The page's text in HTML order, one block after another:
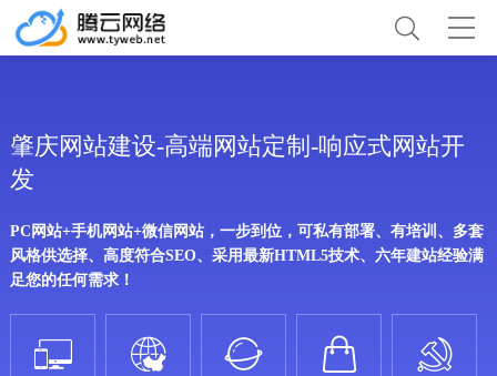
肇庆网站建设-高端网站定制-响应式网站开
发
PC网站+手机网站+微信网站，一步到位，可私有部署、有培训、多套
风格供选择、高度符合SEO、采用最新HTML5技术、六年建站经验满
足您的任何需求！
    